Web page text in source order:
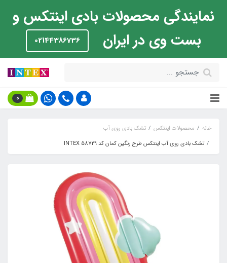
نمایندگی محصولات بادی اینتکس و
بست وی در ایران
02144386736
0
خانه محصولات اینتکس
تشک بادی روی آب
تشک بادی روی آب اینتکس طرح رنگین کمان کد INTEX 58729